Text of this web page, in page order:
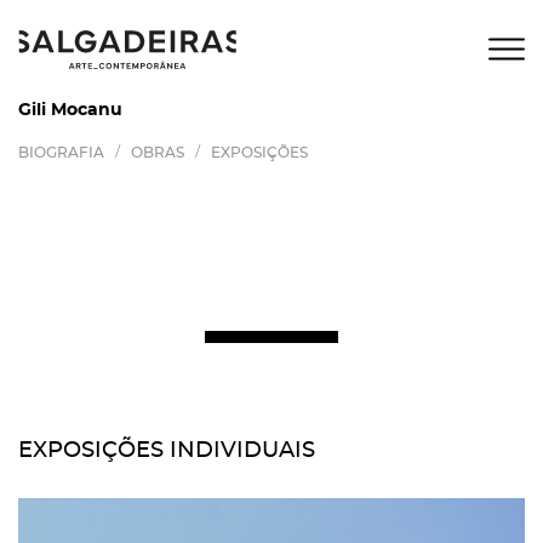
Gili Mocanu
BIOGRAFIA / OBRAS / EXPOSIÇÕES
EXPOSIÇÕES INDIVIDUAIS